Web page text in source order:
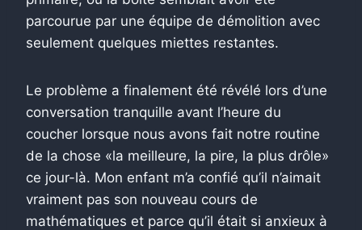
parcourue par une équipe de démolition avec
seulement quelques miettes restantes.
Le problème a finalement été révélé lors d’une
conversation tranquille avant l’heure du
coucher lorsque nous avons fait notre routine
de la chose «la meilleure, la pire, la plus drôle»
ce jour-là. Mon enfant m’a confié qu’il n’aimait
vraiment pas son nouveau cours de
mathématiques et parce qu’il était si anxieux à